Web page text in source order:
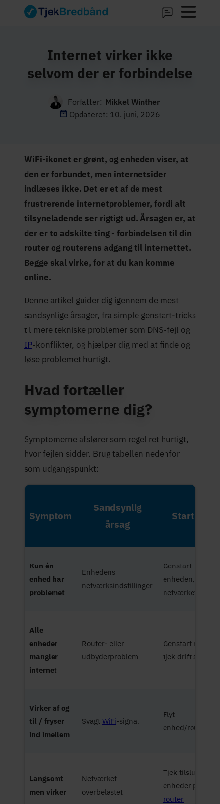
Internet virker ikke
selvom der er forbindelse
Forfatter: Mikkel Winther
Opdateret: 10. juni, 2026
WiFi-ikonet er grønt, og enheden viser, at
den er forbundet, men internetsider
indlæses ikke. Det er et af de mest
frustrerende internetproblemer, fordi alt
tilsyneladende ser rigtigt ud. Årsagen er, at
der er to adskilte ting - forbindelsen til din
router og routerens adgang til internettet.
Begge skal virke, for at du kan komme
online.
Denne artikel guider dig igennem de mest
sandsynlige årsager, fra simple genstart-tricks
til mere tekniske problemer som DNS-fejl og
IP-konflikter, og hjælper dig med at finde og
løse problemet hurtigt.
Hvad fortæller
symptomerne dig?
Symptomerne afslører som regel ret hurtigt,
hvor fejlen sidder. Brug tabellen nedenfor
som udgangspunkt:
Symptom
Sandsynlig
årsag
Start her
Kun én
enhed har
problemet
Enhedens
netværksindstillinger
Genstart
enheden, glem
netværket
Alle
enheder
mangler
internet
Router- eller
udbyderproblem
Genstart router,
tjek drift status
Virker af og
til / fryser
ind imellem
Svagt WiFi-signal
Flyt
enhed/router
Langsomt
men virker
Netværket
overbelastet
Tjek tilsluttede
enheder på
router